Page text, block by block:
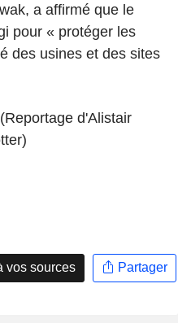
a affirmé que le
pour « protéger les
des usines et des sites
d'Alistair
vos sources Partager